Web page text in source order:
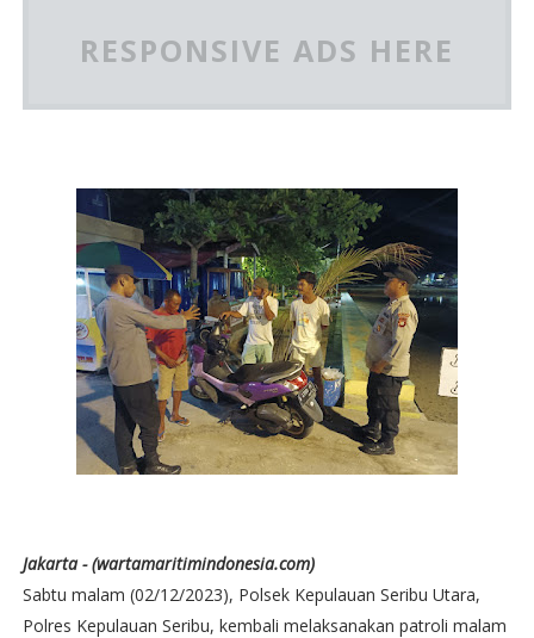
RESPONSIVE ADS HERE
Jakarta - (wartamaritimindonesia.com)
Sabtu malam (02/12/2023), Polsek Kepulauan Seribu Utara,
Polres Kepulauan Seribu, kembali melaksanakan patroli malam